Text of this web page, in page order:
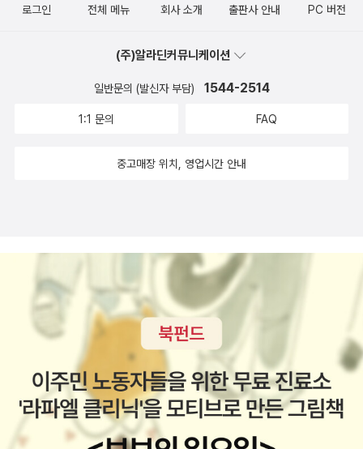
타는 사막에 피어난 꽃. 쿠차 키질석굴 앞의 쿠마라지마 동상화인열
고독의 나날속에도 붓을 놓지않고. 단원 김홍도의 자화상.완당평전1.
(앞), 완당의 불이선란(뒤)추사 김정희. 산은 높고 바다는 깊네.명작
도 없지만 아는 사람도 없다나는 70평생에 벼루 10개를 밑창 냈고
아야 하느니라~ 를 외치고는 있지만 ㅋㅋㅋㅋㅋ 도저히 못 참겠;; ㅋ
(이 글을 쓰고 알고보니 벙커1 특강으로 팟캐스트에서 강의했던 내용
고미숙의 예전 책들의 개정판이 활발히 나오고 있다. 개정판은 올리
지 않았고 신작 위주로 찾다 보니 <두 개의 별 두 개의 지도>와 <고
미숙의 몸과 인문학>이 걸렸다. <윤선도 평전>도 썼는데 올렸던 기
지나칠 이름에 가깝다. 이쪽에서 유명하긴 하지만 분야가 아무래도
저자 나름대로 여덟 키워드를 통해 인생을 사는 선구안을 보여주는
듯 하다. 물론 저자도 부족한 점이 많지만 말이다. [ 서영채 ]
서영채가 누구야? 하는 사람도 있을거다. 사실 나도 잘 몰랐다. 아니
뭐 지금도 모른다고 할 수 있지만 그가 쓰는 책의 퀄리티가 꽤 마음에
든다. 나는 <미메시스의 힘>으로 처음 알게됐고 '미메시스'라는 단어
를 책 이름으로 때려박을 자신감이 있는 평론가라면 뭐가 있어도 있
겠지 싶었다. 그러더니 대뜸 <인문학 개념정원>이라는 책이 나오지
않겠는가. 아리송 했던 개념을 비교적 명쾌하게 풀어놨다. 단점은 주
로그인 전체 메뉴 회사 소개 출판사 안내 PC 버전
(주)알라딘커뮤니케이션
일반문의 (발신자 부담) 1544-2514
1:1 문의 FAQ
중고매장 위치, 영업시간 안내